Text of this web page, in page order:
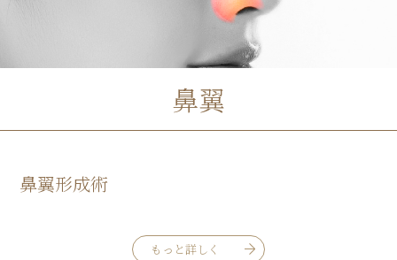
鼻翼
鼻翼形成術
もっと詳しく